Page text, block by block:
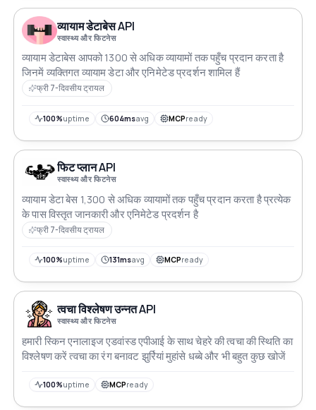
व्यायाम डेटाबेस API
स्वास्थ्य और फिटनेस
व्यायाम डेटाबेस आपको 1300 से अधिक व्यायामों तक पहुँच प्रदान करता है
जिनमें व्यक्तिगत व्यायाम डेटा और एनिमेटेड प्रदर्शन शामिल हैं
फ्री 7-दिवसीय ट्रायल
100%uptime 604msavg MCPready
फिट प्लान API
स्वास्थ्य और फिटनेस
व्यायाम डेटा बेस 1,300 से अधिक व्यायामों तक पहुँच प्रदान करता है प्रत्येक
के पास विस्तृत जानकारी और एनिमेटेड प्रदर्शन है
फ्री 7-दिवसीय ट्रायल
100%uptime 131msavg MCPready
त्वचा विश्लेषण उन्नत API
स्वास्थ्य और फिटनेस
हमारी स्किन एनालाइज एडवांस्ड एपीआई के साथ चेहरे की त्वचा की स्थिति का
विश्लेषण करें त्वचा का रंग बनावट झुर्रियां मुहांसे धब्बे और भी बहुत कुछ खोजें
100%uptime MCPready